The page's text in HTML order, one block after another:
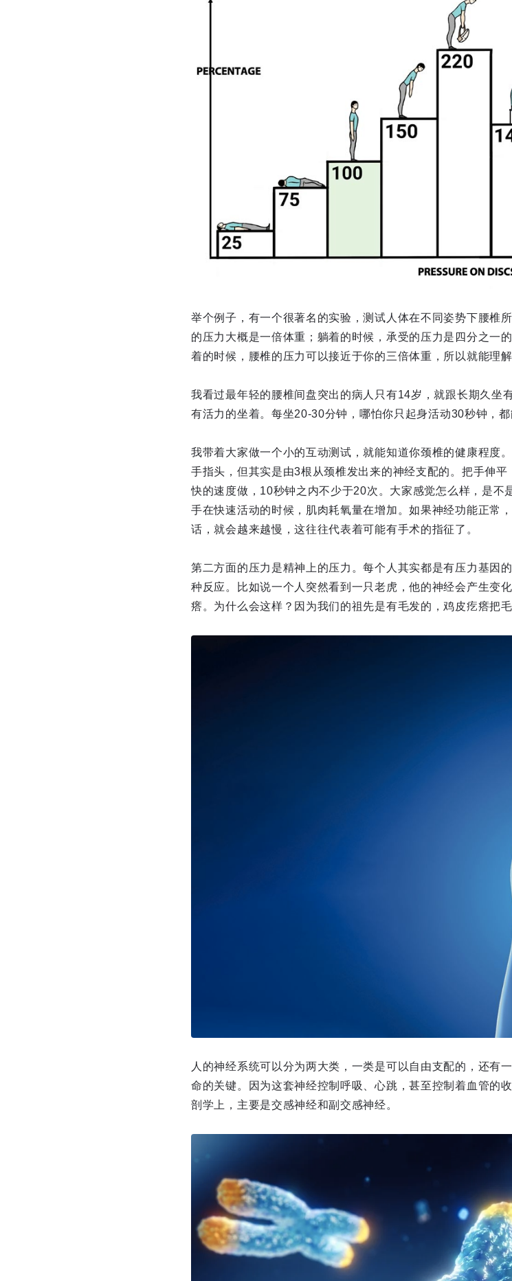
举个例子，有一个很著名的实验，测试人体在不同姿势下腰椎
的压力大概是一倍体重；躺着的时候，承受的压力是四分之一
着的时候，腰椎的压力可以接近于你的三倍体重，所以就能理
我看过最年轻的腰椎间盘突出的病人只有14岁，就跟长期久坐
有活力的坐着。每坐20-30分钟，哪怕你只起身活动30秒钟，
我带着大家做一个小的互动测试，就能知道你颈椎的健康程度
手指头，但其实是由3根从颈椎发出来的神经支配的。把手伸
快的速度做，10秒钟之内不少于20次。大家感觉怎么样，是不
手在快速活动的时候，肌肉耗氧量在增加。如果神经功能正常
话，就会越来越慢，这往往代表着可能有手术的指征了。
第二方面的压力是精神上的压力。每个人其实都是有压力基因
种反应。比如说一个人突然看到一只老虎，他的神经会产生变
瘩。为什么会这样？因为我们的祖先是有毛发的，鸡皮疙瘩把
人的神经系统可以分为两大类，一类是可以自由支配的，还有
命的关键。因为这套神经控制呼吸、心跳，甚至控制着血管的
剖学上，主要是交感神经和副交感神经。